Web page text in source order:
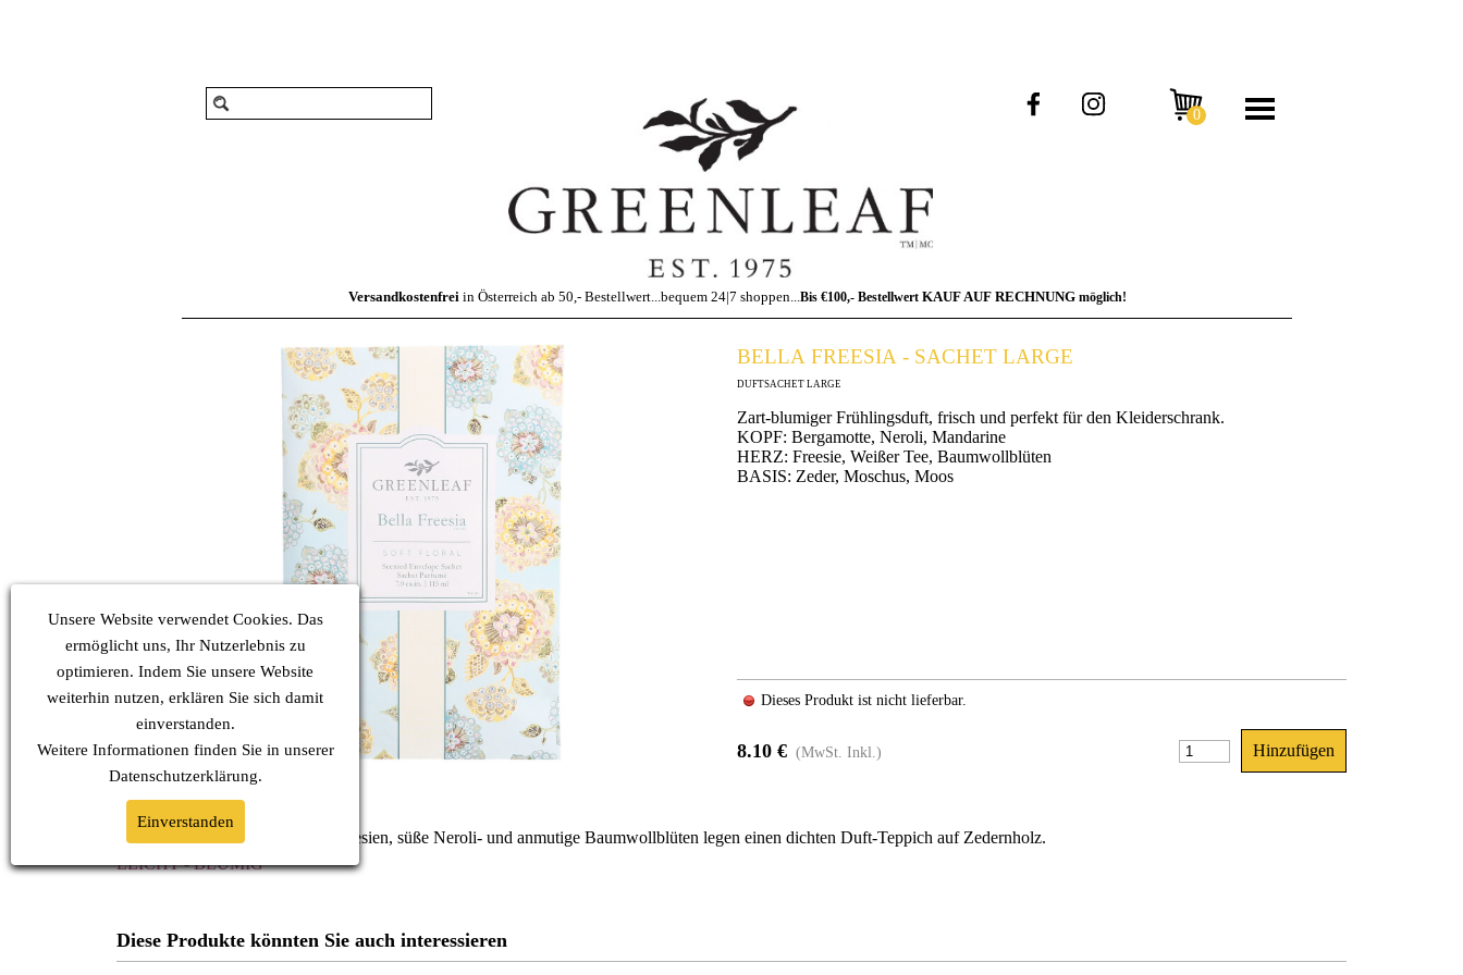
Versandkostenfreiin Österreich ab 50,- Bestellwert...bequem 24|7 shoppen...Bis €100,- Bestellwert KAUF AUF RECHNUNG möglich!
BELLA FREESIA - SACHET LARGE
DUFTSACHET LARGE
Zart-blumiger Frühlingsduft, frisch und perfekt für den Kleiderschrank.
KOPF: Bergamotte, Neroli, Mandarine
HERZ: Freesie, Weißer Tee, Baumwollblüten
BASIS: Zeder, Moschus, Moos
Dieses Produkt ist nicht lieferbar.
8.10 € (MwSt. Inkl.)
Frische Zitrus-Noten und zarte Freesien, süße Neroli- und anmutige Baumwollblüten legen einen dichten Duft-Teppich auf Zedernholz.
LEICHT - BLUMIG
Diese Produkte könnten Sie auch interessieren
Unsere Website verwendet Cookies. Das
ermöglicht uns, Ihr Nutzerlebnis zu
optimieren. Indem Sie unsere Website
weiterhin nutzen, erklären Sie sich damit
einverstanden.
Weitere Informationen finden Sie in unserer
Datenschutzerklärung.
Einverstanden